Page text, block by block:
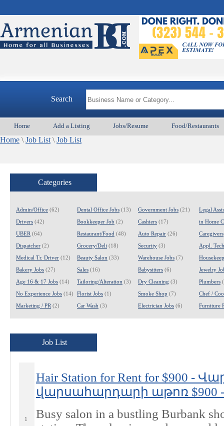
Search
Home Add a Listing Jobs/Resume Food/Restaurants
Home \ Job List \ Job List
Categories
Admin/Office (62)
Drivers (42)
UBER (64)
Dental Office Jobs (13)
Bookkeeper Job (2)
Restaurant/Food (48)
Government Jobs (21)
Cashiers (17)
Auto Repair (26)
Legal
in Home
Caregivers
Dispatcher (2)
Medical Tr. Driver (12)
Bakery Jobs (27)
Grocery/Deli (18)
Beauty Salon (33)
Sales (16)
Security (3)
Warehouse Jobs (7)
Babysitters (6)
Appl.
Jewelry
Age 16 & 17 Jobs (14)
No Experience Jobs (14)
Marketing / PR (2)
Tailoring/Alteration (3)
Florist Jobs (1)
Car Wash (3)
Dry Cleaning (3)
Smoke Shop (7)
Electrician Jobs (6)
Plumbers
Chef /
Furniture
Job List
1
Hair Station for Rent for $900 -
վարսահարդարի աթոռ $900 -
Busy salon in a bustling Burbank